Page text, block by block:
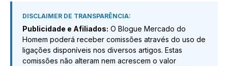
DISCLAIMER DE TRANSPARÊNCIA:
Publicidade e Afiliados: O Blogue Mercado do
Homem poderá receber comissões através do uso de
ligações disponíveis nos diversos artigos. Estas
comissões não alteram nem acrescem o valor